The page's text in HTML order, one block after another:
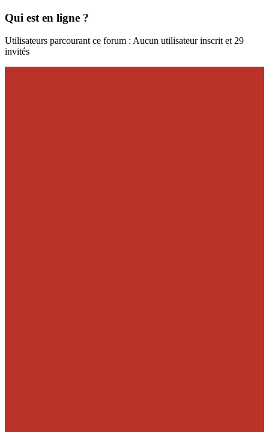
Qui est en ligne ?
Utilisateurs parcourant ce forum : Aucun utilisateur inscrit et 29
invités